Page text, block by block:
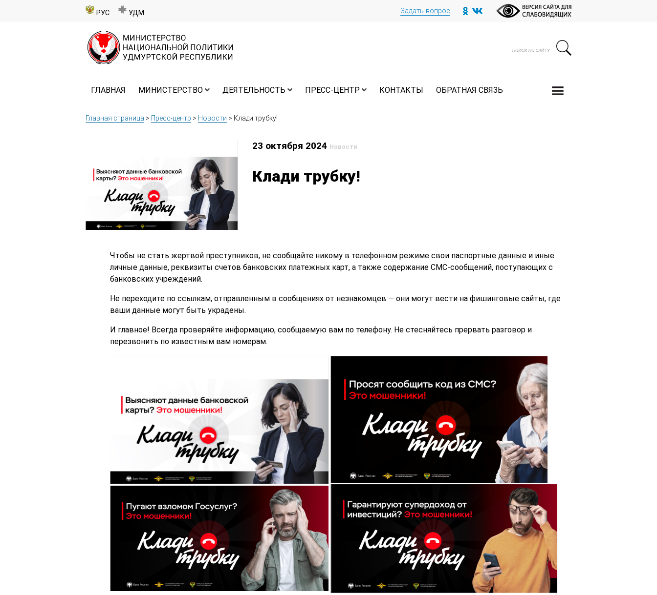
РУС УДМ Задать вопрос
ГЛАВНАЯ МИНИСТЕРСТВО ДЕЯТЕЛЬНОСТЬ ПРЕСС-ЦЕНТР КОНТАКТЫ ОБРАТНАЯ СВЯЗЬ
Главная страница > Пресс-центр > Новости > Клади трубку!
23 октября 2024 Новости
Клади трубку!
Чтобы не стать жертвой преступников, не сообщайте никому в телефонном режиме свои паспортные данные и иные
личные данные, реквизиты счетов банковских платежных карт, а также содержание СМС-сообщений, поступающих с
банковских учреждений.
Не переходите по ссылкам, отправленным в сообщениях от незнакомцев — они могут вести на фишинговые сайты, где
ваши данные могут быть украдены.
И главное! Всегда проверяйте информацию, сообщаемую вам по телефону. Не стесняйтесь прервать разговор и
перезвонить по известным вам номерам.